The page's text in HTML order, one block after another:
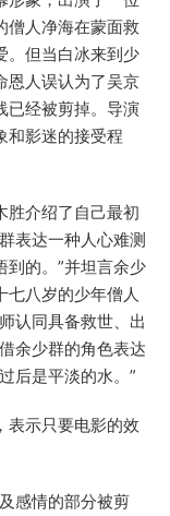
僧人净海在蒙面救
。但当白冰来到少
恩人误认为了吴京
已经被剪掉。导演
和影迷的接受程
介绍了自己最初
表达一种人心难测
到的。”并坦言余少
七八岁的少年僧人
认同具备救世、出
余少群的角色表达
后是平淡的水。”
示只要电影的效
感情的部分被剪